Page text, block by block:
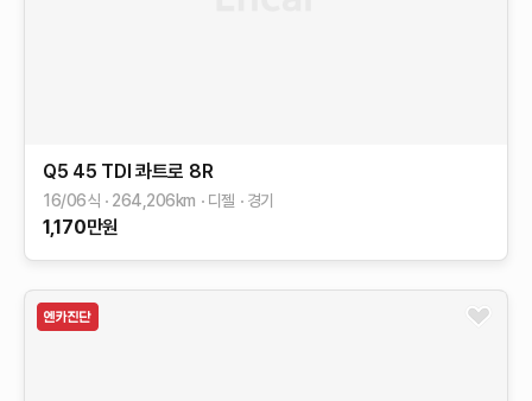
Q5 45 TDI 콰트로 8R
16/06식 264,206km 디젤 경기
1,170만원